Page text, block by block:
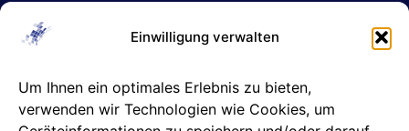
Einwilligung verwalten
Um Ihnen ein optimales Erlebnis zu bieten,
verwenden wir Technologien wie Cookies, um
Dienstleistungen
Microsoft 365 Betreuung
ASP- und DATEV-Betreuung